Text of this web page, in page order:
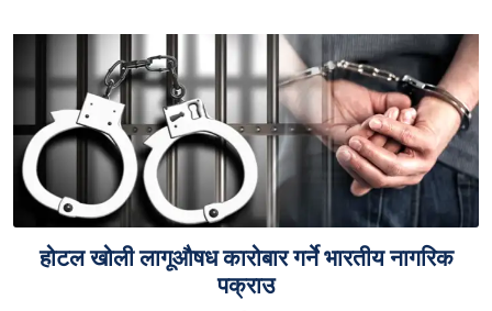
होटल खोली लागूऔषध कारोबार गर्ने भारतीय नागरिक
पक्राउ